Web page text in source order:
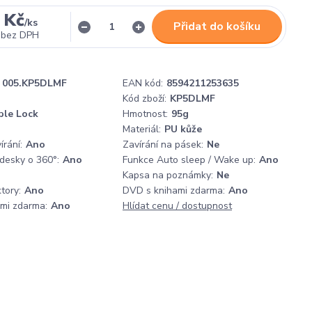
/ks
bez DPH
Přidat do košíku
005.KP5DLMF EAN kód: 8594211253635
Kód zboží: KP5DLMF
Lock
Hmotnost: 95g
Materiál: PU kůže
Ano Zavírání na pásek: Ne
o 360°: Ano Funkce Auto sleep / Wake up: Ano
Kapsa na poznámky: Ne
Ano DVD s knihami zdarma: Ano
zdarma: Ano Hlídat cenu / dostupnost